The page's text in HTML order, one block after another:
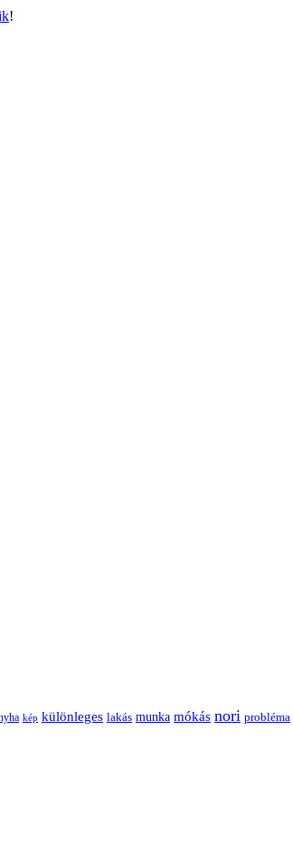
!
kép különleges lakás munka mókás nori probléma